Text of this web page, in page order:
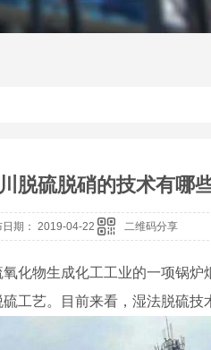
脱硫脱硝的技术有哪
期： 2019-04-22 二维码分享
化物生成化工工业的一项锅炉
工艺。目前来看，湿法脱硫技